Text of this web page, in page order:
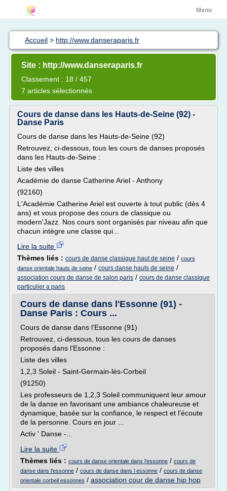
Menu
Accueil > http://www.danseraparis.fr
Site : http://www.danseraparis.fr
Classement : 18 / 457
7 articles sélectionnés
Cours de danse dans les Hauts-de-Seine (92) -
Danse Paris
Cours de danse dans les Hauts-de-Seine (92)
Retrouvez, ci-dessous, tous les cours de danses proposés
dans les Hauts-de-Seine :
Liste des villes
Académie de danse Catherine Ariel - Anthony
(92160)
L'Académie Catherine Ariel est ouverte à tout public (dès 4
ans) et vous propose des cours de classique ou
modern'Jazz. Nos cours sont organisés par niveau afin que
chacun intègre une classe qui...
Lire la suite
Thèmes liés : cours de danse classique haut de seine / cours
danse orientale hauts de seine / cours danse hauts de seine /
association cours de danse de salon paris / cours de danse classique
particulier a paris
Cours de danse dans l'Essonne (91) -
Danse Paris : Cours ...
Cours de danse dans l'Essonne (91)
Retrouvez, ci-dessous, tous les cours de danses
proposés dans l'Essonne :
Liste des villes
1,2,3 Soleil - Saint-Germain-lès-Corbeil
(91250)
Les professeurs de 1,2,3 Soleil communiquent leur amour
de la danse en favorisant une ambiance chaleureuse et
dynamique, basée sur la confiance, le respect et l'écoute
de la personne. Cours en jour ...
Activ ' Danse -...
Lire la suite
Thèmes liés : cours de danse orientale dans l'essonne / cours de
danse dans l'essonne / cours de danse dans l essonne / cours de danse
orientale corbeil essonnes / association cour de danse hip hop